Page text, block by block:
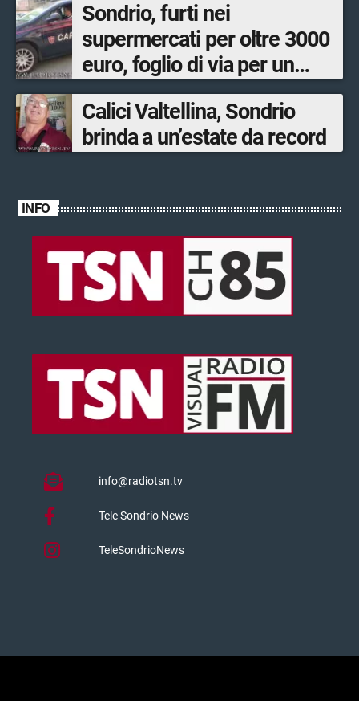
Sondrio, furti nei
supermercati per oltre 3000
euro, foglio di via per un
ventinovenne
Calici Valtellina, Sondrio
brinda a un’estate da record
INFO
info@radiotsn.tv
Tele Sondrio News
TeleSondrioNews